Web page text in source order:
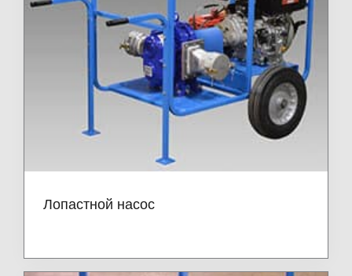
Лопастной насос